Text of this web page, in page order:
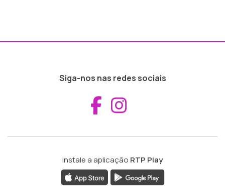
Siga-nos nas redes sociais
Aceder ao
Instale a aplicação RTP Play